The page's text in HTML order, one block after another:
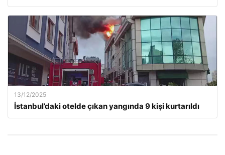
13/12/2025
İstanbul’daki otelde çıkan yangında 9 kişi kurtarıldı